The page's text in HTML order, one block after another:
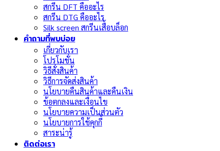
สกรีน DFT คืออะไร
สกรีน DTG คืออะไร
Silk screen สกรีนเสื้อบล็อก
คำถามที่พบบ่อย
เกี่ยวกับเรา
โปรโมชั่น
วิธีสั่งสินค้า
วิธีการจัดส่งสินค้า
นโยบายคืนสินค้าและคืนเงิน
ข้อตกลงและเงื่อนไข
นโยบายความเป็นส่วนตัว
นโยบายการใช้คุกกี้
สาระน่ารู้
ติดต่อเรา